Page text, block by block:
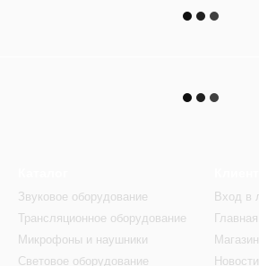
Звуковое оборудование
Трансляционное оборудование
Микрофоны и наушники
Световое оборудование
Вход в
Главная
Магазин
Новости